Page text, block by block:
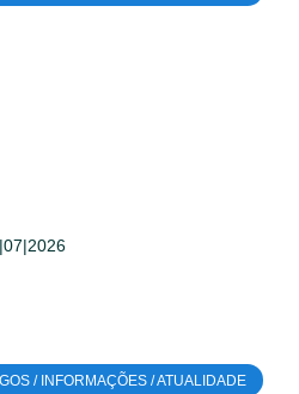
/ INFORMAÇÕES / ATUALIDADE